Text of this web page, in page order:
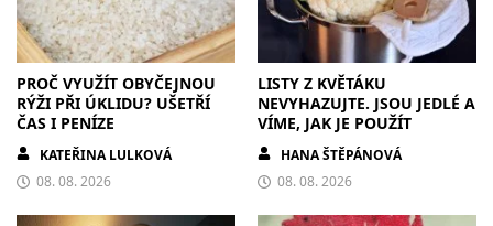
PROČ VYUŽÍT OBYČEJNOU
RÝŽI PŘI ÚKLIDU? UŠETŘÍ
ČAS I PENÍZE
KATEŘINA LULKOVÁ
08. 08. 2026
LISTY Z KVĚTÁKU
NEVYHAZUJTE. JSOU JEDLÉ A
VÍME, JAK JE POUŽÍT
HANA ŠTĚPÁNOVÁ
08. 08. 2026